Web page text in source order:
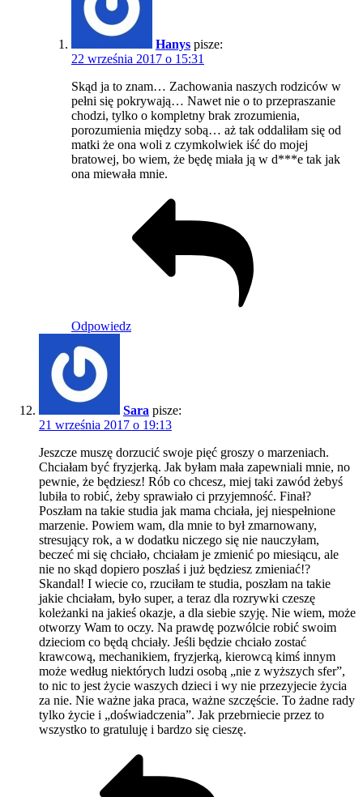
Hanys pisze:
22 września 2017 o 15:31
Skąd ja to znam… Zachowania naszych rodziców w
pełni się pokrywają… Nawet nie o to przepraszanie
chodzi, tylko o kompletny brak zrozumienia,
porozumienia między sobą… aż tak oddaliłam się od
matki że ona woli z czymkolwiek iść do mojej
bratowej, bo wiem, że będę miała ją w d***e tak jak
ona miewała mnie.
Odpowiedz
Sara pisze:
21 września 2017 o 19:13
Jeszcze muszę dorzucić swoje pięć groszy o marzeniach.
Chciałam być fryzjerką. Jak byłam mała zapewniali mnie, no
pewnie, że będziesz! Rób co chcesz, miej taki zawód żebyś
lubiła to robić, żeby sprawiało ci przyjemność. Finał?
Poszłam na takie studia jak mama chciała, jej niespełnione
marzenie. Powiem wam, dla mnie to był zmarnowany,
stresujący rok, a w dodatku niczego się nie nauczyłam,
beczeć mi się chciało, chciałam je zmienić po miesiącu, ale
nie no skąd dopiero poszłaś i już będziesz zmieniać!?
Skandal! I wiecie co, rzuciłam te studia, poszłam na takie
jakie chciałam, było super, a teraz dla rozrywki czeszę
koleżanki na jakieś okazje, a dla siebie szyję. Nie wiem, może
otworzy Wam to oczy. Na prawdę pozwólcie robić swoim
dzieciom co będą chciały. Jeśli będzie chciało zostać
krawcową, mechanikiem, fryzjerką, kierowcą kimś innym
może według niektórych ludzi osobą „nie z wyższych sfer”,
to nic to jest życie waszych dzieci i wy nie przezyjecie życia
za nie. Nie ważne jaka praca, ważne szczęście. To żadne rady
tylko życie i „doświadczenia”. Jak przebrniecie przez to
wszystko to gratuluję i bardzo się cieszę.